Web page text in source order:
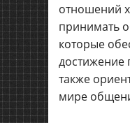
отношений
принимать
которые
достижение
также
мире